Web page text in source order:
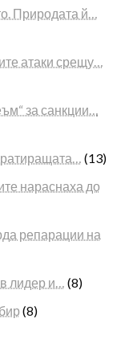
Природата й…
атаки срещу…
за санкции…
(13)
нараснаха до
репарации на
лидер и… (8)
(8)